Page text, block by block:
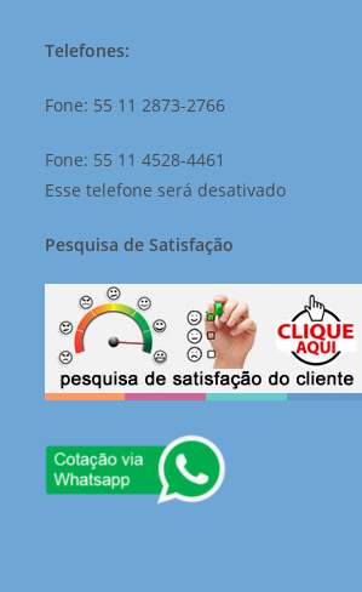
Telefones:
Fone: 55 11 2873-2766
Fone: 55 11 4528-4461
Esse telefone será desativado
Pesquisa de Satisfação